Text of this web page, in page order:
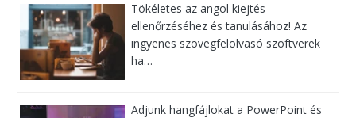
Tökéletes az angol kiejtés
ellenőrzéséhez és tanulásához! Az
ingyenes szövegfelolvasó szoftverek
ha…
Adjunk hangfájlokat a PowerPoint és